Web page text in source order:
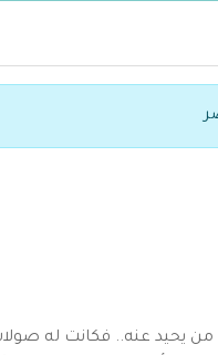
يحيد عنه.. فكانت له